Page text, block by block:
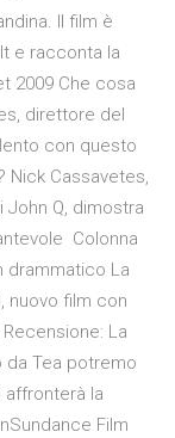
Il film è
e racconta la
2009 Che cosa
direttore del
con questo
Nick Cassavetes,
Q, dimostra
Colonna
drammatico La
nuovo film con
La
Tea potremo
la
Film